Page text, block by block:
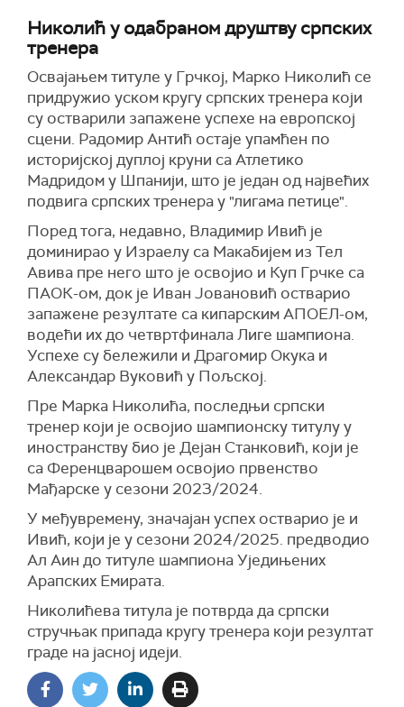
Николић у одабраном друштву српских
тренера
Освајањем титуле у Грчкој, Марко Николић се
придружио уском кругу српских тренера који
су остварили запажене успехе на европској
сцени. Радомир Антић остаје упамћен по
историјској дуплој круни са Атлетико
Мадридом у Шпанији, што је један од највећих
подвига српских тренера у "лигама петице".
Поред тога, недавно, Владимир Ивић је
доминирао у Израелу са Макабијем из Тел
Авива пре него што је освојио и Куп Грчке са
ПАОК-ом, док је Иван Јовановић остварио
запажене резултате са кипарским АПОЕЛ-ом,
водећи их до четвртфинала Лиге шампиона.
Успехе су бележили и Драгомир Окука и
Александар Вуковић у Пољској.
Пре Марка Николића, последњи српски
тренер који је освојио шампионску титулу у
иностранству био је Дејан Станковић, који је
са Ференцварошем освојио првенство
Мађарске у сезони 2023/2024.
У међувремену, значајан успех остварио је и
Ивић, који је у сезони 2024/2025. предводио
Ал Аин до титуле шампиона Уједињених
Арапских Емирата.
Николићева титула је потврда да српски
стручњак припада кругу тренера који резултат
граде на јасној идеји.